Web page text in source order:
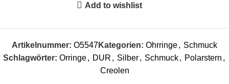
Add to wishlist
Artikelnummer: O5547Kategorien: Ohrringe, Schmuck
Schlagwörter: Orringe, DUR , Silber, Schmuck, Polarstern ,
Creolen